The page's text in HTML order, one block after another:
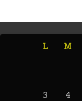
L M
3 4